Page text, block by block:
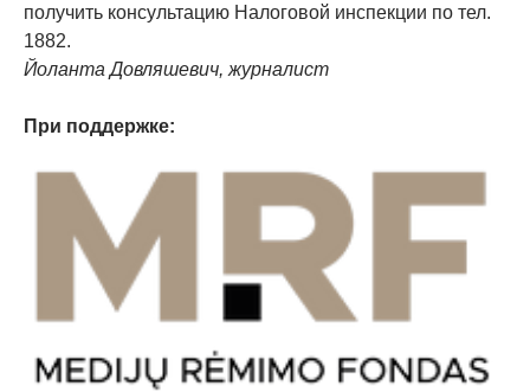
получить консультацию Налоговой инспекции по тел.
1882.
Йоланта Довляшевич, журналист
При поддержке: